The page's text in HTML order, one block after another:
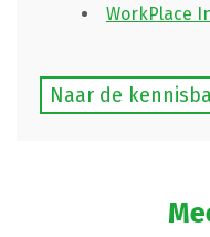
WorkPlace
Naar de